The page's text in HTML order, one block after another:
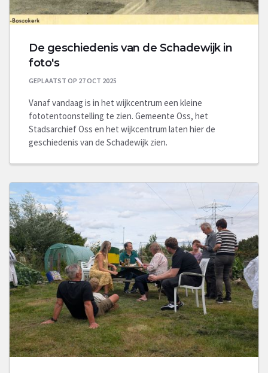
De geschiedenis van de Schadewijk in
foto's
GEPLAATST OP 27 OCT 2025
Vanaf vandaag is in het wijkcentrum een kleine
fototentoonstelling te zien. Gemeente Oss, het
Stadsarchief Oss en het wijkcentrum laten hier de
geschiedenis van de Schadewijk zien.